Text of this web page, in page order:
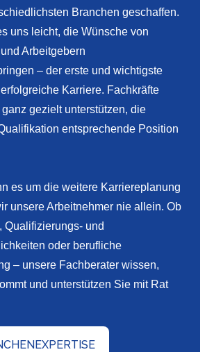
Branchen geschaffen.
uns leicht, die Wünsche von
Arbeitgebern
– der erste und wichtigste
Karriere. Fachkräfte
gezielt unterstützen, die
entsprechende Position
es um die weitere Karriereplanung
unsere Arbeitnehmer nie allein. Ob
Qualifizierungs- und
oder berufliche
– unsere Fachberater wissen,
und unterstützen Sie mit Rat